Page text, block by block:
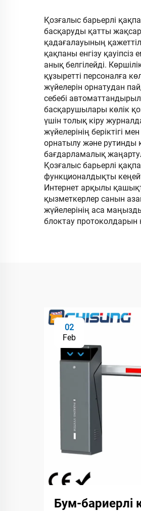
адамсыз
Қозғалыс барьерлі
басқаруды қатты
қадағалауының
қақпаны енгізу
анық белгілейді.
құзыретті персоналға
жүйелерін орнатудан
себебі
басқарушылары көлік
үшін толық кіру
жүйелерінің беріктігі
орнатылу және рутинды
бағдарламалық
Қозғалыс барьерлі
функционалдықты
Интернет арқылы
қызметкерлер санын
жүйелерінің аса
блоктау протоколдарын
02
Feb
Бум-бариерлі